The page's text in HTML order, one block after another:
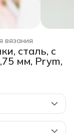
вязания
сталь, с
мм, Prym,